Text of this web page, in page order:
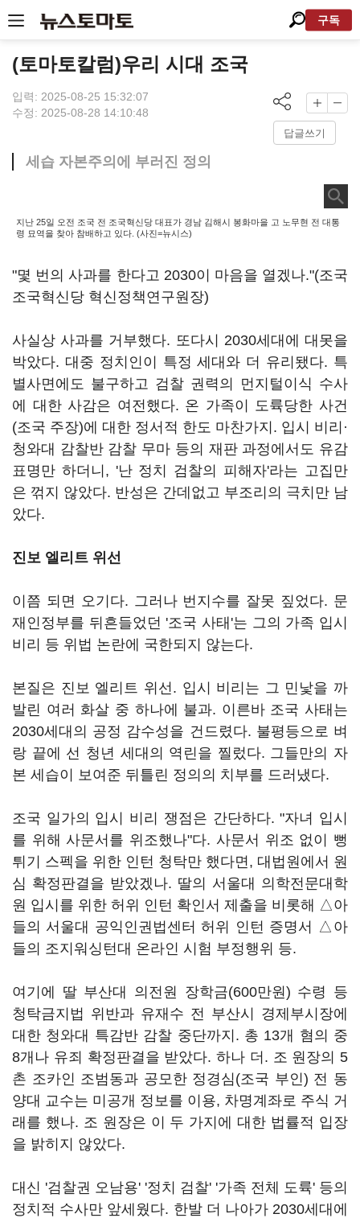
구독
(토마토칼럼)우리 시대 조국
입력: 2025-08-25 15:32:07
수정: 2025-08-28 14:10:48
답글쓰기
세습 자본주의에 부러진 정의
지난 25일 오전 조국 전 조국혁신당 대표가 경남 김해시 봉화마을 고 노무현 전 대통
령 묘역을 찾아 참배하고 있다. (사진=뉴시스)
"몇 번의 사과를 한다고 2030이 마음을 열겠나."(조국
조국혁신당 혁신정책연구원장)
사실상 사과를 거부했다. 또다시 2030세대에 대못을
박았다. 대중 정치인이 특정 세대와 더 유리됐다. 특
별사면에도 불구하고 검찰 권력의 먼지털이식 수사
에 대한 사감은 여전했다. 온 가족이 도륙당한 사건
(조국 주장)에 대한 정서적 한도 마찬가지. 입시 비리·
청와대 감찰반 감찰 무마 등의 재판 과정에서도 유감
표명만 하더니, '난 정치 검찰의 피해자'라는 고집만
은 꺾지 않았다. 반성은 간데없고 부조리의 극치만 남
았다.
진보 엘리트 위선
이쯤 되면 오기다. 그러나 번지수를 잘못 짚었다. 문
재인정부를 뒤흔들었던 '조국 사태'는 그의 가족 입시
비리 등 위법 논란에 국한되지 않는다.
본질은 진보 엘리트 위선. 입시 비리는 그 민낯을 까
발린 여러 화살 중 하나에 불과. 이른바 조국 사태는
2030세대의 공정 감수성을 건드렸다. 불평등으로 벼
랑 끝에 선 청년 세대의 역린을 찔렀다. 그들만의 자
본 세습이 보여준 뒤틀린 정의의 치부를 드러냈다.
조국 일가의 입시 비리 쟁점은 간단하다. "자녀 입시
를 위해 사문서를 위조했나"다. 사문서 위조 없이 뻥
튀기 스펙을 위한 인턴 청탁만 했다면, 대법원에서 원
심 확정판결을 받았겠나. 딸의 서울대 의학전문대학
원 입시를 위한 허위 인턴 확인서 제출을 비롯해 △아
들의 서울대 공익인권법센터 허위 인턴 증명서 △아
들의 조지워싱턴대 온라인 시험 부정행위 등.
여기에 딸 부산대 의전원 장학금(600만원) 수령 등
청탁금지법 위반과 유재수 전 부산시 경제부시장에
대한 청와대 특감반 감찰 중단까지. 총 13개 혐의 중
8개나 유죄 확정판결을 받았다. 하나 더. 조 원장의 5
촌 조카인 조범동과 공모한 정경심(조국 부인) 전 동
양대 교수는 미공개 정보를 이용, 차명계좌로 주식 거
래를 했나. 조 원장은 이 두 가지에 대한 법률적 입장
을 밝히지 않았다.
대신 '검찰권 오남용' '정치 검찰' '가족 전체 도륙' 등의
정치적 수사만 앞세웠다. 한발 더 나아가 2030세대에